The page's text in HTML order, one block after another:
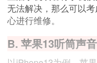
无法解决，那么可以
心进行维修。
B. 苹果13听筒声